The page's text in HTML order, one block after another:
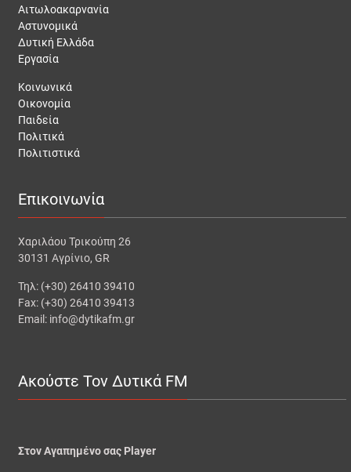
Αιτωλοακαρνανία
Αστυνομικά
Δυτική Ελλάδα
Εργασία
Κοινωνικά
Οικονομία
Παιδεία
Πολιτικά
Πολιτιστικά
Επικοινωνία
Χαριλάου Τρικούπη 26
30131 Αγρίνιο, GR
Τηλ: (+30) 26410 39410
Fax: (+30) 26410 39413
Email: info@dytikafm.gr
Ακούστε Τον Δυτικά FM
Στον Αγαπημένο σας Player